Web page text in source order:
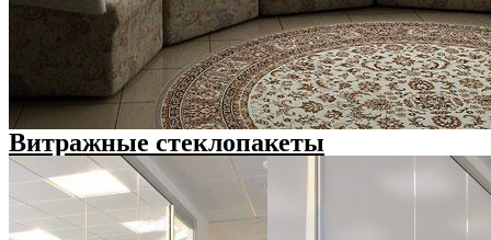
Витражные стеклопакеты